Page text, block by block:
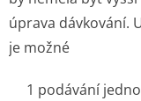
úprava dávkování.
je možné
1 podávání